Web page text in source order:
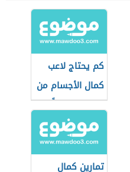
كم يحتاج لاعب
كمال الأجسام من
البروتين يومياً
تمارين كمال